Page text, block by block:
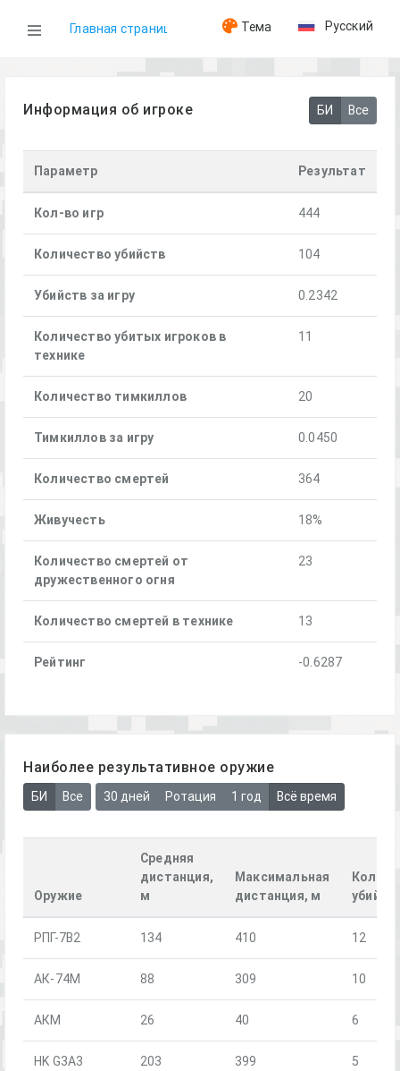
Главная страница Тема Русский
Информация об игроке БИ Все
Параметр Результат
Кол-во игр 444
Количество убийств 104
Убийств за игру 0.2342
Количество убитых игроков в
технике
11
Количество тимкиллов 20
Тимкиллов за игру 0.0450
Количество смертей 364
Живучесть 18%
Количество смертей от
дружественного огня
23
Количество смертей в технике 13
Рейтинг -0.6287
Наиболее результативное оружие
БИ Все 30 дней Ротация 1 год Всё время
Оружие
Средняя
дистанция,
м
Максимальная
дистанция, м
РПГ-7В2 134 410 12
АК-74М 88 309 10
АКМ 26 40 6
HK G3A3
203 399 5